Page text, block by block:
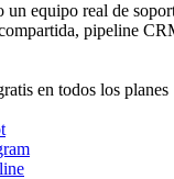
un equipo real de
pipeline
en todos los planes